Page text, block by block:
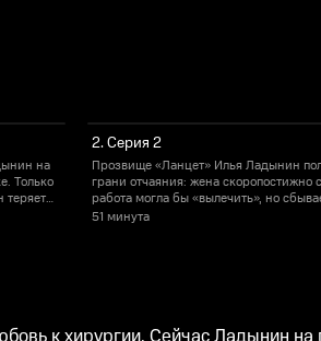
на
Только
2. Серия 2
Прозвище «Ланцет» Илья Ладынин
грани отчаяния: жена скоропостижно
работа могла бы «вылечить», но
пациента и больше не может
51 минута